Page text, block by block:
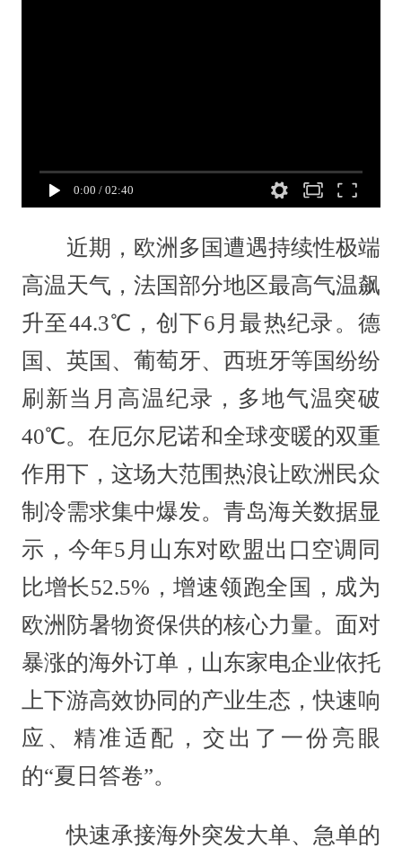
0:00 / 02:40
近期，欧洲多国遭遇持续性极端
高温天气，法国部分地区最高气温飙
升至44.3℃，创下6月最热纪录。德
国、英国、葡萄牙、西班牙等国纷纷
刷新当月高温纪录，多地气温突破
40℃。在厄尔尼诺和全球变暖的双重
作用下，这场大范围热浪让欧洲民众
制冷需求集中爆发。青岛海关数据显
示，今年5月山东对欧盟出口空调同
比增长52.5%，增速领跑全国，成为
欧洲防暑物资保供的核心力量。面对
暴涨的海外订单，山东家电企业依托
上下游高效协同的产业生态，快速响
应、精准适配，交出了一份亮眼
的“夏日答卷”。
快速承接海外突发大单、急单的